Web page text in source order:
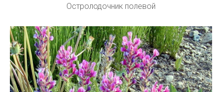
Остролодочник полевой